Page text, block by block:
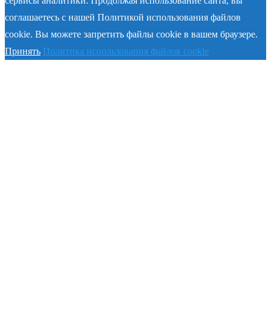
соглашаетесь с нашей Политикой использования файлов
cookie. Вы можете запретить файлы cookie в вашем браузере.
Принять Политика использования файлов cookie